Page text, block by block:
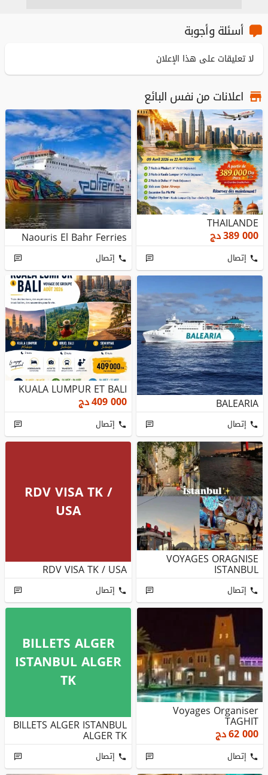
أسئلة وأجوبة
لا تعليقات على هذا الإعلان
اعلانات من نفس البائع
THAILANDE
389 000دج
إتصال
Naouris El Bahr Ferries
إتصال
BALEARIA
إتصال
KUALA LUMPUR ET BALI
409 000دج
إتصال
VOYAGES ORAGNISE
ISTANBUL
إتصال
RDV VISA TK /
USA
RDV VISA TK / USA
إتصال
Voyages Organiser
TAGHIT
62 000دج
إتصال
BILLETS ALGER
ISTANBUL ALGER
TK
BILLETS ALGER ISTANBUL
ALGER TK
إتصال